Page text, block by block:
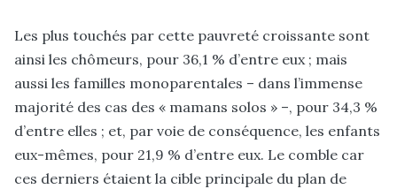
Les plus touchés par cette pauvreté croissante sont
ainsi les chômeurs, pour 36,1 % d’entre eux ; mais
aussi les familles monoparentales – dans l’immense
majorité des cas des « mamans solos » –, pour 34,3 %
d’entre elles ; et, par voie de conséquence, les enfants
eux-mêmes, pour 21,9 % d’entre eux. Le comble car
ces derniers étaient la cible principale du plan de